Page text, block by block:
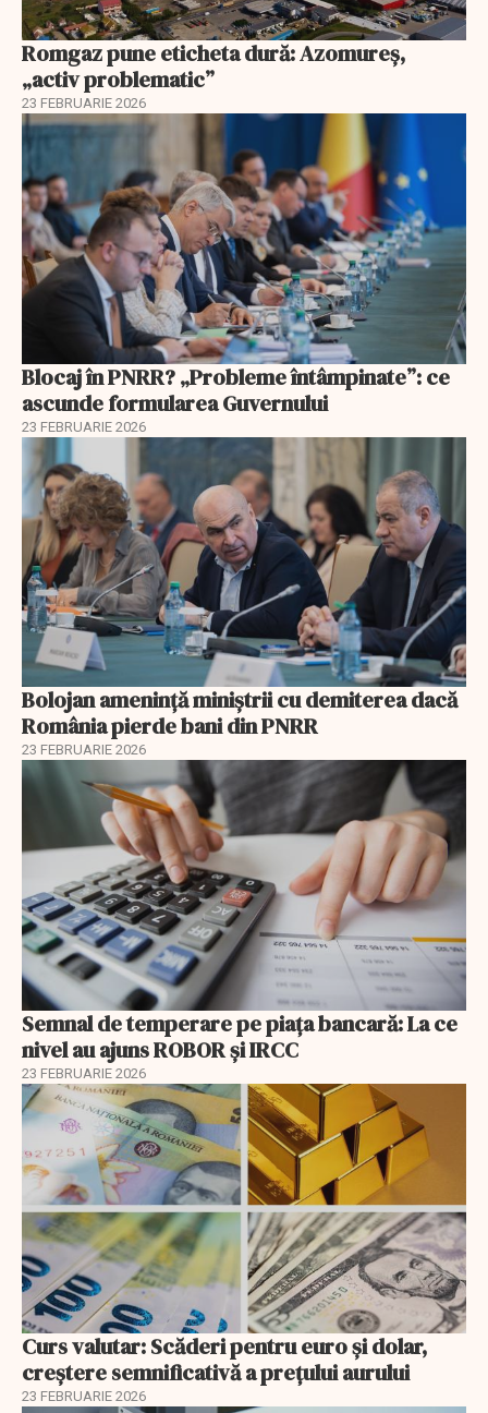
Romgaz pune eticheta dură: Azomureș,
„activ problematic”
23 FEBRUARIE 2026
Blocaj în PNRR? „Probleme întâmpinate”: ce
ascunde formularea Guvernului
23 FEBRUARIE 2026
Bolojan amenință miniștrii cu demiterea dacă
România pierde bani din PNRR
23 FEBRUARIE 2026
Semnal de temperare pe piața bancară: La ce
nivel au ajuns ROBOR şi IRCC
23 FEBRUARIE 2026
Curs valutar: Scăderi pentru euro și dolar,
creștere semnificativă a prețului aurului
23 FEBRUARIE 2026